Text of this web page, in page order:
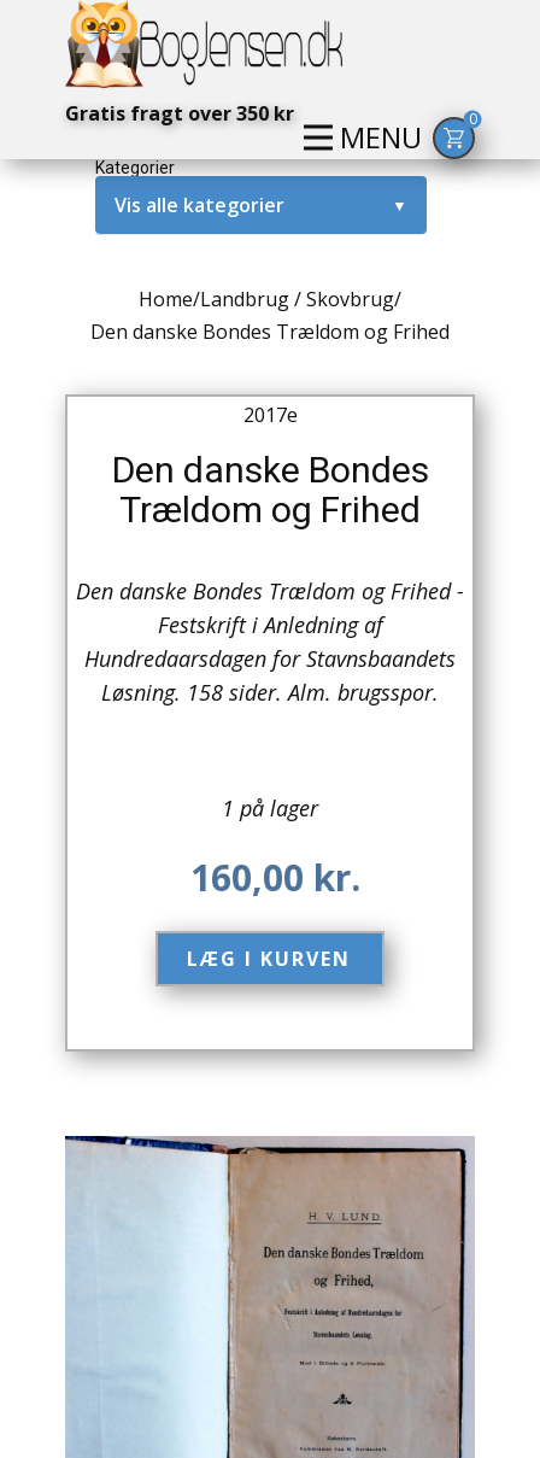
MENU
Gratis fragt over 350 kr 0
Kategorier
Vis alle kategorier ▼
Amerika / USA
Antikke / Specielle Bøger
Antikviteter
Arkitektur
Asien
Australien
Computer / IT
Drikkevare / Øl / Vin
Fantasy / Sciencefiction
Håndarbejde
Home/Landbrug / Skovbrug/
Den danske Bondes Trældom og Frihed
2017e
Den danske Bondes
Trældom og Frihed
Den danske Bondes Trældom og Frihed -
Festskrift i Anledning af
Hundredaarsdagen for Stavnsbaandets
Løsning. 158 sider. Alm. brugsspor.
1 på lager
160,00 kr.
LÆG I KURVEN​